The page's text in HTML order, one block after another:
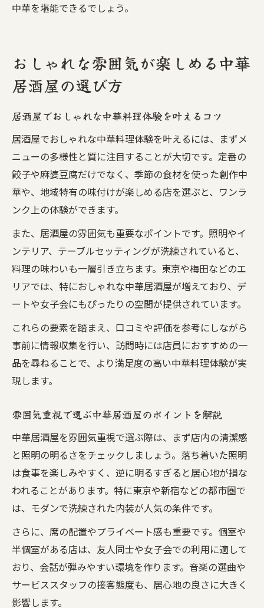
中華を堪能できるでしょう。
おしゃれな雰囲気が楽しめる中華
居酒屋の選び方
居酒屋でおしゃれな中華料理体験を叶えるコツ
居酒屋でおしゃれな中華料理体験を叶えるには、まずメ
ニューの多様性と質に注目することが大切です。定番の
餃子や麻婆豆腐だけでなく、季節の食材を使った創作中
華や、地域特有の味付けが楽しめる店を選ぶと、ワンラ
ンク上の体験ができます。
また、居酒屋の雰囲気も重要なポイントです。照明やイ
ンテリア、テーブルセッティングが洗練されていると、
料理の味わいも一層引き立ちます。東京や梅田などのエ
リアでは、特におしゃれな中華居酒屋が増えており、デ
ートや女子会にもぴったりの空間が提供されています。
これらの要素を踏まえ、口コミや評価を参考にしながら
事前に情報収集を行い、訪問時には店員におすすめの一
品を尋ねることで、より満足度の高い中華料理体験が実
現します。
雰囲気重視で選ぶ中華居酒屋のポイントを解説
中華居酒屋を雰囲気重視で選ぶ際は、まず店内の清潔感
と照明の明るさをチェックしましょう。落ち着いた照明
は食事を楽しみやすく、逆に明るすぎると居心地が損な
われることがあります。特に東京や新宿などの都市圏で
は、モダンで洗練された内装が人気の条件です。
さらに、席の配置やプライベート感も重要です。個室や
半個室がある店は、友人同士や女子会での利用に適して
おり、会話が弾みやすい環境を作ります。音楽の選曲や
サービススタッフの接客態度も、居心地の良さに大きく
影響します。